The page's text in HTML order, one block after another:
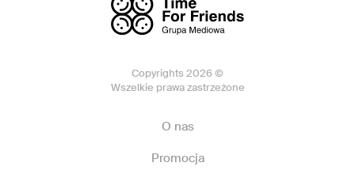
Copyrights 2026 ©
Wszelkie prawa zastrzeżone
O nas
Promocja